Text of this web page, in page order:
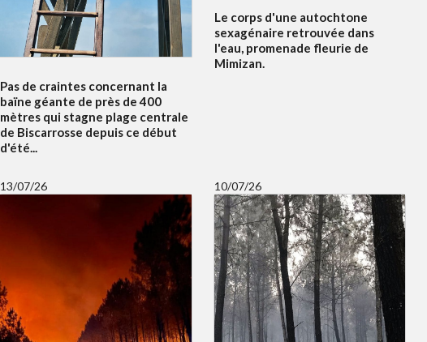
Pas de craintes concernant la
baïne géante de près de 400
mètres qui stagne plage centrale
de Biscarrosse depuis ce début
d'été...
Le corps d'une autochtone
sexagénaire retrouvée dans
l'eau, promenade fleurie de
Mimizan.
13/07/26 10/07/26